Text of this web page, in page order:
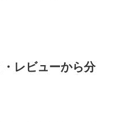
レビューから分